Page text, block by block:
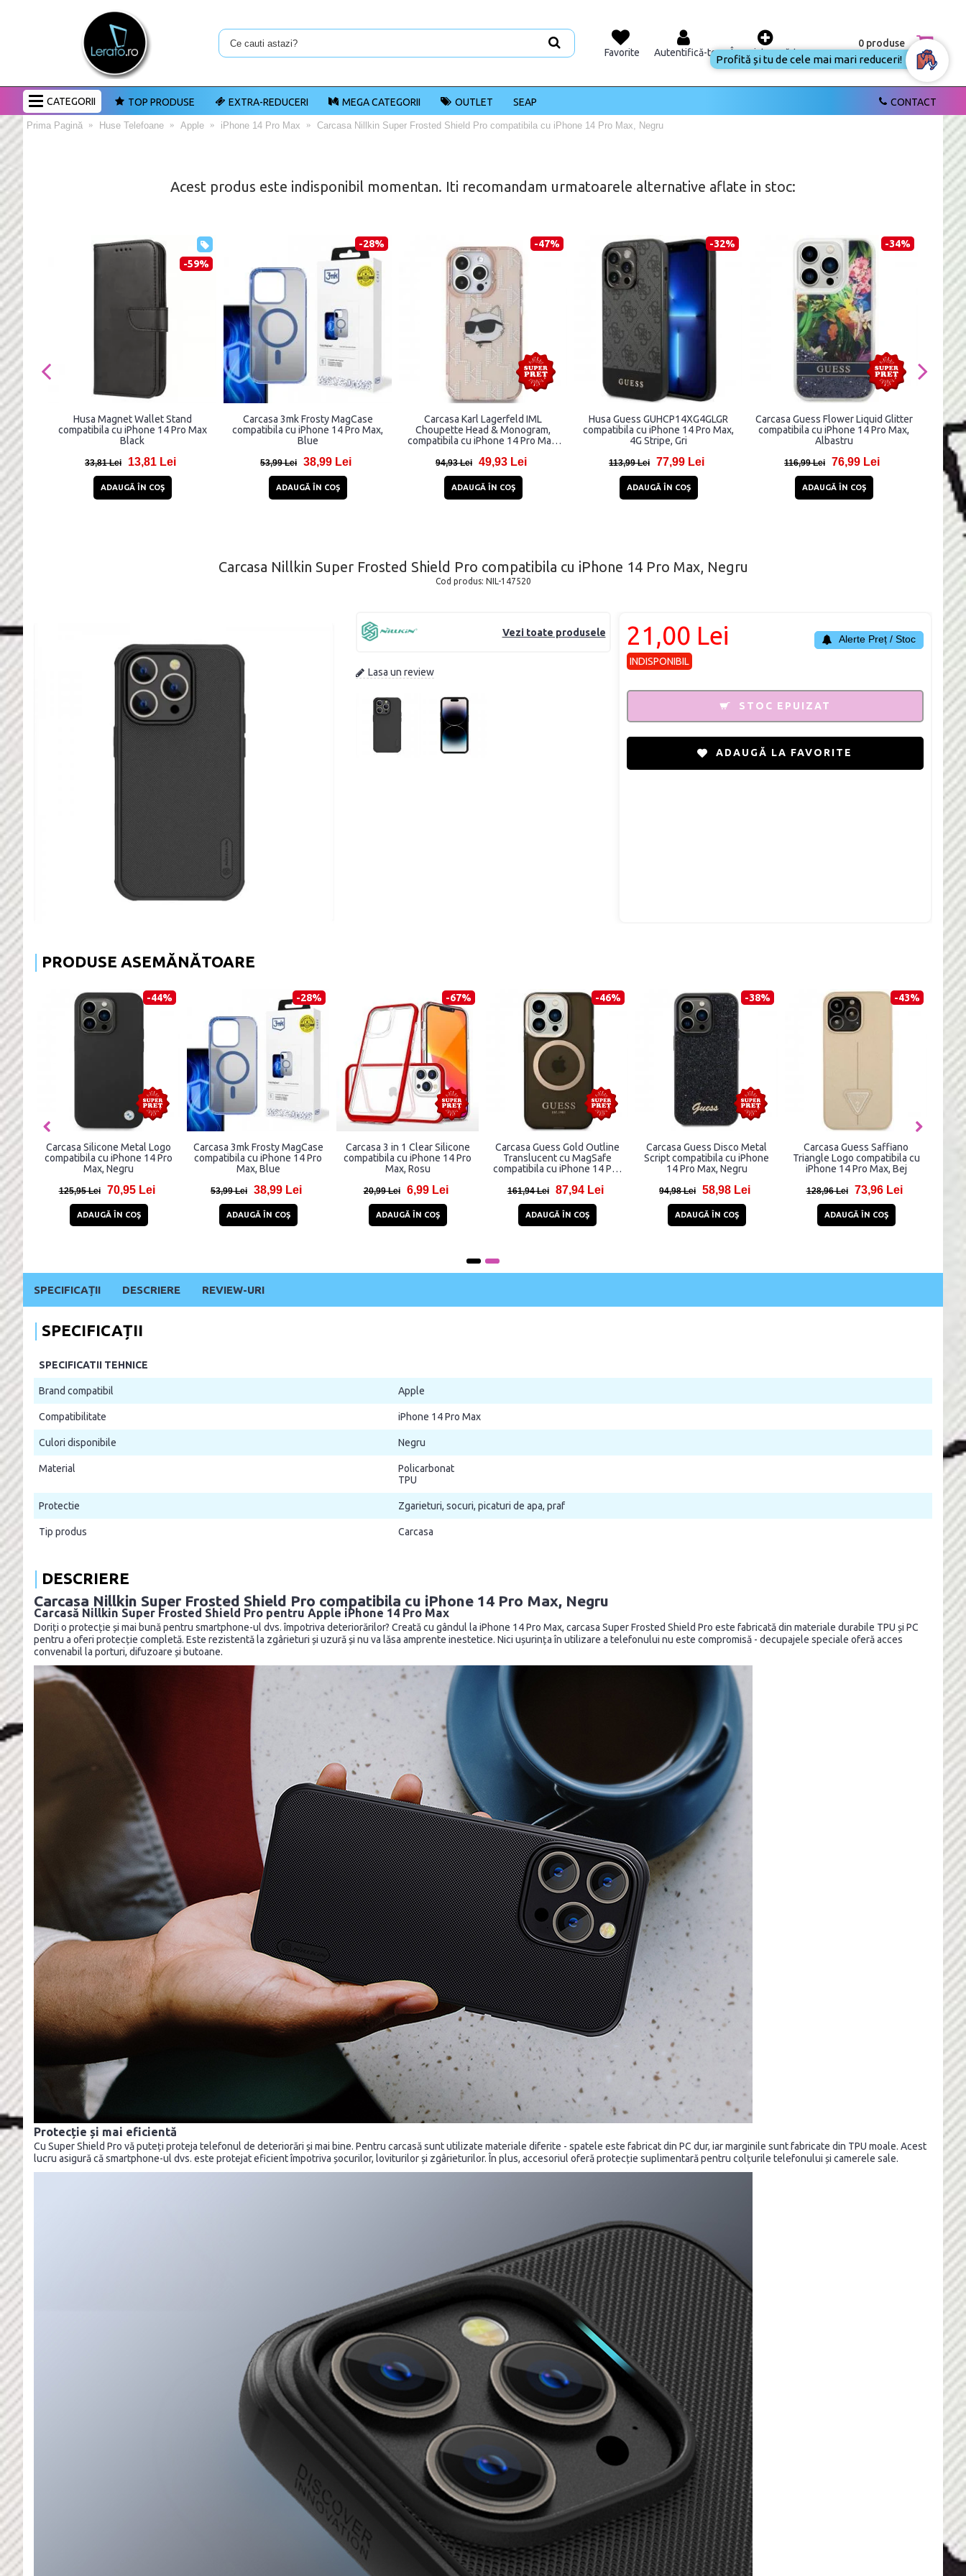
Favorite Autentifică-te Înregistrează-te
0 produse
CATEGORII CONTACT
TOP PRODUSE EXTRA-REDUCERI MEGA CATEGORII OUTLET SEAP
Prima Pagină Huse Telefoane Apple iPhone 14 Pro Max Carcasa Nillkin Super Frosted Shield Pro compatibila cu iPhone 14 Pro Max, Negru
Acest produs este indisponibil momentan. Iti recomandam urmatoarele alternative aflate in stoc:
-59%
Husa Magnet Wallet Stand
compatibila cu iPhone 14 Pro Max
Black
33,81 Lei 13,81 Lei
ADAUGĂ ÎN COŞ
-28%
Carcasa 3mk Frosty MagCase
compatibila cu iPhone 14 Pro Max,
Blue
53,99 Lei 38,99 Lei
ADAUGĂ ÎN COŞ
-47%
Carcasa Karl Lagerfeld IML
Choupette Head & Monogram,
compatibila cu iPhone 14 Pro Max,
94,93 Lei 49,93 Lei
ADAUGĂ ÎN COŞ
-32%
Husa Guess GUHCP14XG4GLGR
compatibila cu iPhone 14 Pro Max,
4G Stripe, Gri
113,99 Lei 77,99 Lei
ADAUGĂ ÎN COŞ
-34%
Carcasa Guess Flower Liquid Glitter
compatibila cu iPhone 14 Pro Max,
Albastru
116,99 Lei 76,99 Lei
ADAUGĂ ÎN COŞ
cu
Carcasa Nillkin Super Frosted Shield Pro compatibila cu iPhone 14 Pro Max, Negru
Cod produs: NIL-147520
Vezi toate produsele
Lasa un review
21,00 Lei
INDISPONIBIL
Alerte Preț / Stoc
STOC EPUIZAT
ADAUGĂ LA FAVORITE
PRODUSE ASEMĂNĂTOARE
-32%
Husa Guess
GUHCP14XG4GLGR
compatibila cu iPhone 14 Pro
113,99 Lei 77,99 Lei
ADAUGĂ ÎN COŞ
-52%
Carcasa Honeycomb
compatibila cu iPhone 14 Pro
Max Clear
20,99 Lei 9,99 Lei
ADAUGĂ ÎN COŞ
-45%
Carcasa Leather Wallet Stand
compatibila cu iPhone 14 Pro
Max Black
21,99 Lei 11,99 Lei
ADAUGĂ ÎN COŞ
Carcasa cu snur Guess
GUHCP14XP4TDSCPB
Crossbody 4G Metal Logo
Max, Albastru
178,84 Lei 96,84 Lei
ADAUGĂ ÎN COŞ
-44%
Carcasa Silicone Metal Logo
compatibila cu iPhone 14 Pro
Max, Negru
125,95 Lei 70,95 Lei
ADAUGĂ ÎN COŞ
-28%
Carcasa 3mk Frosty MagCase
compatibila cu iPhone 14 Pro
Max, Blue
53,99 Lei 38,99 Lei
ADAUGĂ ÎN COŞ
SPECIFICAȚII DESCRIERE REVIEW-URI
SPECIFICAȚII
SPECIFICATII TEHNICE
Brand compatibil Apple
Compatibilitate iPhone 14 Pro Max
Culori disponibile Negru
Material
Policarbonat
TPU
Protectie Zgarieturi, socuri, picaturi de apa, praf
Tip produs Carcasa
DESCRIERE
Carcasa Nillkin Super Frosted Shield Pro compatibila cu iPhone 14 Pro Max, Negru
Carcasă Nillkin Super Frosted Shield Pro pentru Apple iPhone 14 Pro Max
Doriți o protecție și mai bună pentru smartphone-ul dvs. împotriva deteriorărilor? Creată cu gândul la iPhone 14 Pro Max, carcasa Super Frosted Shield Pro este fabricată din materiale durabile TPU și PC
pentru a oferi protecție completă. Este rezistentă la zgârieturi și uzură și nu va lăsa amprente inestetice. Nici ușurința în utilizare a telefonului nu este compromisă - decupajele speciale oferă acces
convenabil la porturi, difuzoare și butoane.
Protecție și mai eficientă
Cu Super Shield Pro vă puteți proteja telefonul de deteriorări și mai bine. Pentru carcasă sunt utilizate materiale diferite - spatele este fabricat din PC dur, iar marginile sunt fabricate din TPU moale. Acest
lucru asigură că smartphone-ul dvs. este protejat eficient împotriva șocurilor, loviturilor și zgârieturilor. În plus, accesoriul oferă protecție suplimentară pentru colțurile telefonului și camerele sale.
Profită și tu de cele mai mari reduceri!